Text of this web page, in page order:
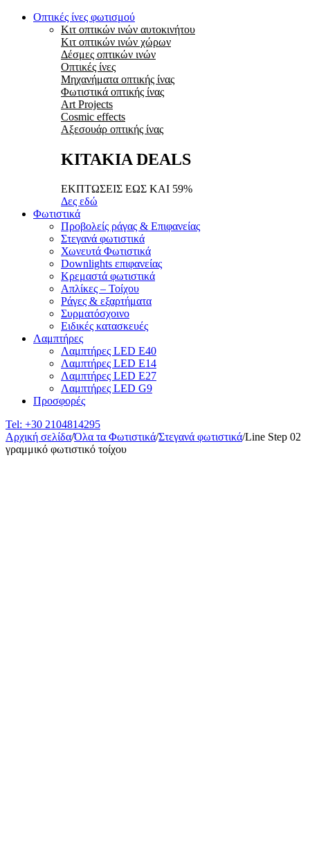
Οπτικές ίνες φωτισμού
Κιτ οπτικών ινών αυτοκινήτου
Κιτ οπτικών ινών χώρων
Δέσμες οπτικών ινών
Οπτικές ίνες
Μηχανήματα οπτικής ίνας
Φωτιστικά οπτικής ίνας
Art Projects
Cosmic effects
Αξεσουάρ οπτικής ίνας
ΚΙΤΑΚΙΑ DEALS
ΕΚΠΤΩΣΕΙΣ ΕΩΣ ΚΑΙ 59%
Δες εδώ
Φωτιστικά
Προβολείς ράγας & Επιφανείας
Στεγανά φωτιστικά
Χωνευτά Φωτιστικά
Downlights επιφανείας
Κρεμαστά φωτιστικά
Απλίκες – Τοίχου
Ράγες & εξαρτήματα
Συρματόσχοινο
Ειδικές κατασκευές
Λαμπτήρες
Λαμπτήρες LED E40
Λαμπτήρες LED E14
Λαμπτήρες LED E27
Λαμπτήρες LED G9
Προσφορές
Tel: +30 2104814295
Αρχική σελίδα/Όλα τα Φωτιστικά/Στεγανά φωτιστικά/Line Step 02
γραμμικό φωτιστικό τοίχου